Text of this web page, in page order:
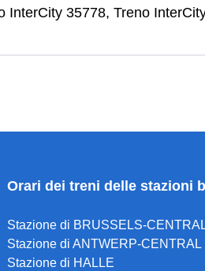
35778, Treno
Orari dei treni delle stazioni
Stazione di BRUSSELS-
Stazione di ANTWERP-CENTRAL
Stazione di HALLE